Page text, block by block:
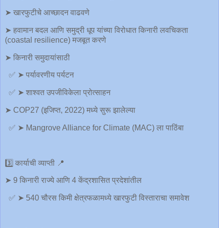
➤ खारफुटीचे आच्छादन वाढवणे
➤ हवामान बदल आणि समुद्री धूप यांच्या विरोधात किनारी लवचिकता
(coastal resilience) मजबूत करणे
➤ किनारी समुदायांसाठी
✅️ ➤ पर्यावरणीय पर्यटन
✅️ ➤ शाश्वत उपजीविकेला प्रोत्साहन
➤ COP27 (इजिप्त, 2022) मध्ये सुरू झालेल्या
✅️ ➤ Mangrove Alliance for Climate (MAC) ला पाठिंबा
3️⃣ कार्याची व्याप्ती 📍
➤ 9 किनारी राज्ये आणि 4 केंद्रशासित प्रदेशांतील
✅️ ➤ 540 चौरस किमी क्षेत्रफळामध्ये खारफुटी विस्ताराचा समावेश